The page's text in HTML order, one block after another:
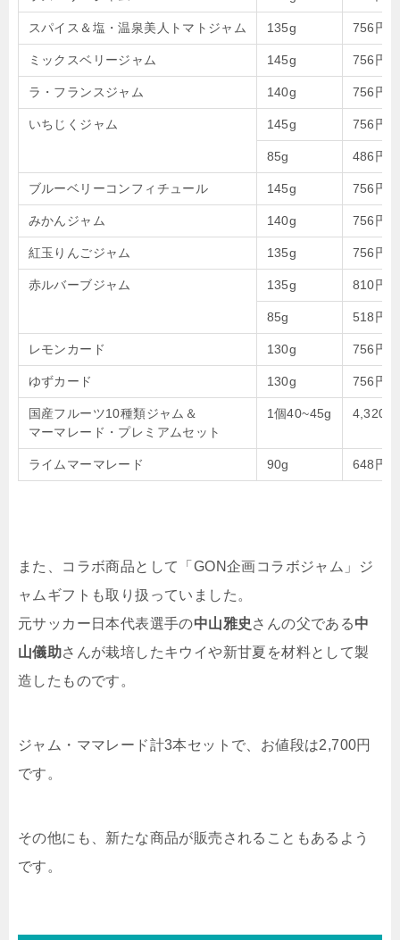
スパイス＆塩・温泉美人トマトジャム 135g 756円
ミックスベリージャム 145g 756円
ラ・フランスジャム 140g 756円
いちじくジャム 145g 756円
85g 486円
ブルーベリーコンフィチュール 145g 756円
みかんジャム 140g 756円
紅玉りんごジャム 135g 756円
赤ルバーブジャム 135g 810円
85g 518円
レモンカード 130g 756円
ゆずカード 130g 756円
国産フルーツ10種類ジャム＆
マーマレード・プレミアムセット
1個40~45g 4,320円
ライムマーマレード 90g 648円
また、コラボ商品として「GON企画コラボジャム」ジ
ャムギフトも取り扱っていました。
元サッカー日本代表選手の中山雅史 さんの父である中
山儀助さんが栽培したキウイや新甘夏を材料として製
造したものです。
ジャム・ママレード計3本セットで、お値段は2,700円
です。
その他にも、新たな商品が販売されることもあるよう
です。